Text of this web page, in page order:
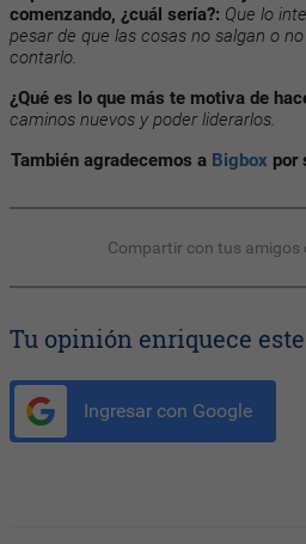
comenzando, ¿cuál sería?: Que lo
pesar de que las cosas no salgan o
contarlo.
¿Qué es lo que más te motiva de
caminos nuevos y poder liderarlos.
También agradecemos a Bigbox por
Compartir con tus amigos
Tu opinión enriquece
Ingresar con Google